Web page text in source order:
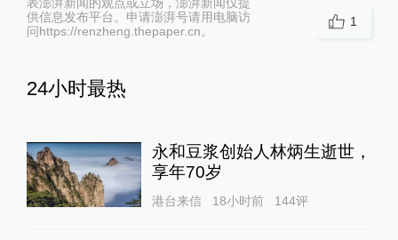
供信息发布平台。申请澎湃号请用电脑访
问https://renzheng.thepaper.cn。
1
24小时最热
永和豆浆创始人林炳生逝世，
享年70岁
港台来信 18小时前 144评